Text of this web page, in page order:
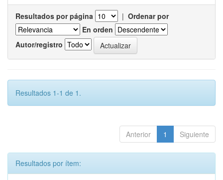
Resultados por página | Ordenar por
En orden
Autor/registro
Resultados 1-1 de 1.
Anterior 1 Siguiente
Resultados por ítem: